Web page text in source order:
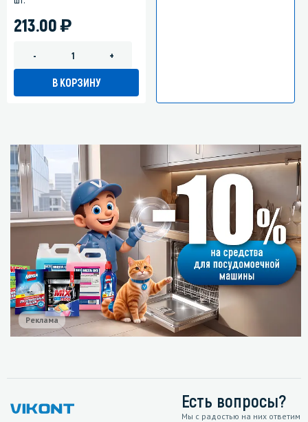
213.00)
- +
В КОРЗИНУ
Реклама
Есть вопросы?
Мы с радостью на них ответим